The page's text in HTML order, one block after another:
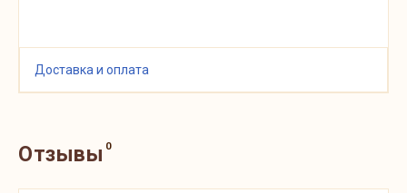
Доставка и оплата
Отзывы 0